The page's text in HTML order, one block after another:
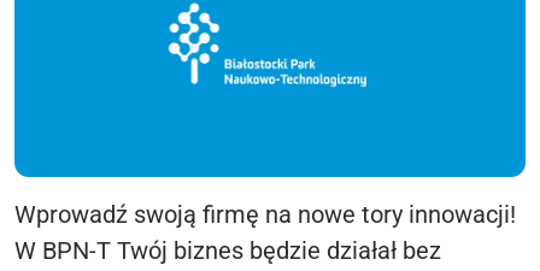
Wprowadź swoją firmę na nowe tory innowacji!
W BPN-T Twój biznes będzie działał bez